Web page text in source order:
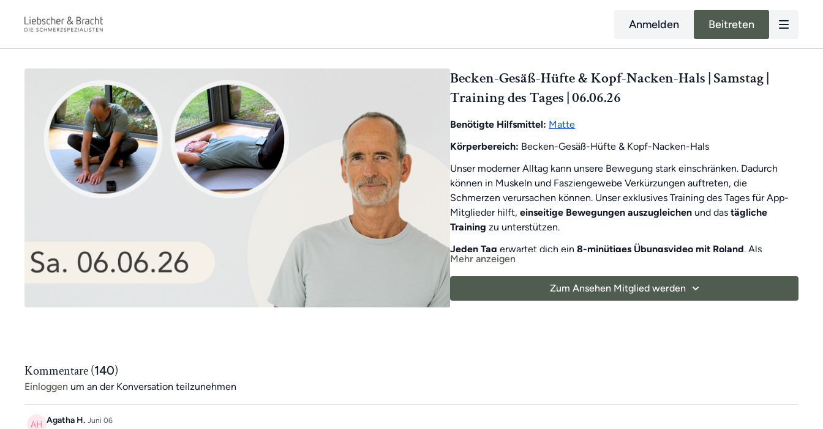
Anmelden Beitreten
Becken-Gesäß-Hüfte & Kopf-Nacken-Hals | Samstag |
Training des Tages | 06.06.26
Benötigte Hilfsmittel: Matte
Körperbereich: Becken-Gesäß-Hüfte & Kopf-Nacken-Hals
Unser moderner Alltag kann unsere Bewegung stark einschränken. Dadurch
können in Muskeln und Fasziengewebe Verkürzungen auftreten, die
Schmerzen verursachen können. Unser exklusives Training des Tages für App-
Mitglieder hilft,einseitige Bewegungen auszugleichen und dastägliche
Training zu unterstützen.
Jeden Tag erwartet dich ein8-minütiges Übungsvideo mit Roland. Als
Wochen-Highlight
motiviert zu halten!
Die Übungen kombinieren Elemente eines Ganzkörpertrainings mit
Mehr anzeigen
Zum Ansehen Mitglied werden
Kommentare (140)
Einloggen um an der Konversation teilzunehmen
Agatha H. Juni 06